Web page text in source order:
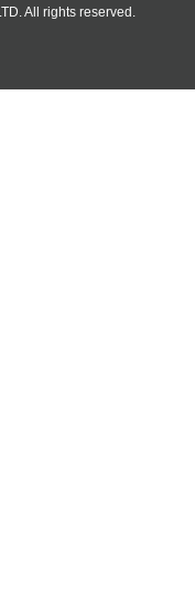
All rights reserved.